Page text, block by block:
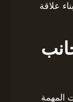
علاقة
المهمة